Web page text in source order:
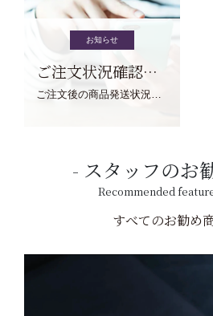
お知らせ
ご注文状況確認について
スタッフのお
Recommended
すべてのお勧め